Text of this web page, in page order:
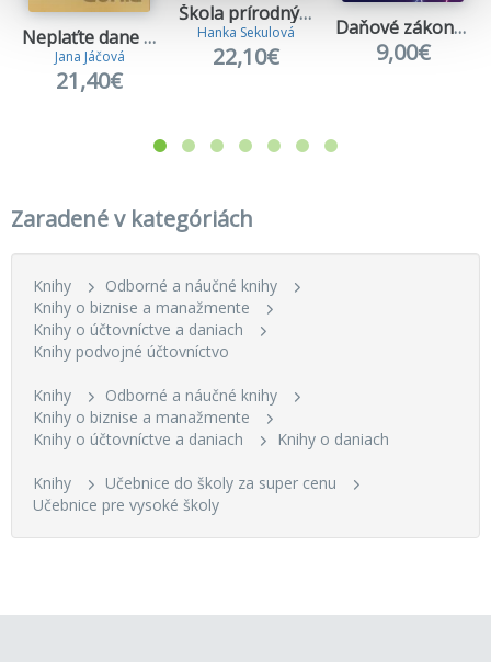
Neplaťte dane zbytočne
Jana Jáčová
21,40€
Škola prírodných záhrad
Hanka Sekulová
22,10€
Daňové zákony pre účtovníkov 2026
9,00€
Zaradené v kategóriách
Knihy
Odborné a náučné knihy
Knihy o biznise a manažmente
Knihy o účtovníctve a daniach
Knihy podvojné účtovníctvo
Knihy
Odborné a náučné knihy
Knihy o biznise a manažmente
Knihy o účtovníctve a daniach
Knihy o daniach
Knihy
Učebnice do školy za super cenu
Učebnice pre vysoké školy